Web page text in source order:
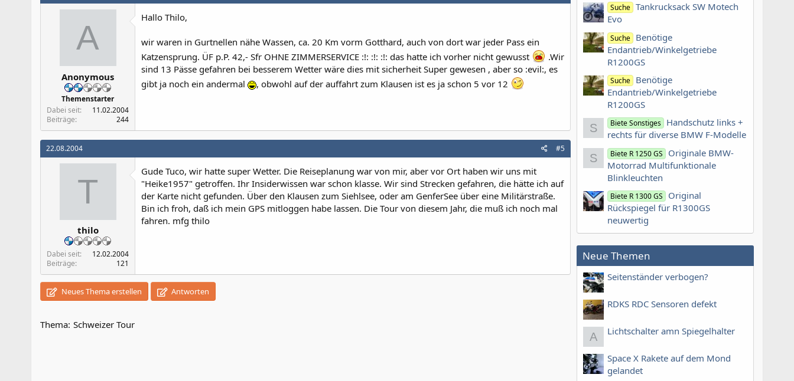
A
Anonymous
Themenstarter
Dabei seit
11.02.2004
Beiträge
244
Hallo Thilo,
wir waren in Gurtnellen nähe Wassen, ca. 20 Km vorm Gotthard, auch von dort war jeder Pass ein
Katzensprung. ÜF p.P. 42,- Sfr OHNE ZIMMERSERVICE :!: :!: :!: das hatte ich vorher nicht gewusst
.Wir
sind 13 Pässe gefahren bei besserem Wetter wäre dies mit sicherheit Super gewesen , aber so :evil:, es
gibt ja noch ein andermal
, obwohl auf der auffahrt zum Klausen ist es ja schon 5 vor 12
22.08.2004 #5
T
thilo
Dabei seit
12.02.2004
Beiträge
121
Gude Tuco, wir hatte super Wetter. Die Reiseplanung war von mir, aber vor Ort haben wir uns mit
"Heike1957" getroffen. Ihr Insiderwissen war schon klasse. Wir sind Strecken gefahren, die hätte ich auf
der Karte nicht gefunden. Über den Klausen zum Siehlsee, oder am GenferSee über eine Militärstraße.
Bin ich froh, daß ich mein GPS mitloggen habe lassen. Die Tour von diesem Jahr, die muß ich noch mal
fahren. mfg thilo
Neues Thema erstellen Antworten
Thema: Schweizer Tour
Suche Tankrucksack SW Motech
Evo
Suche Benötige
Endantrieb/Winkelgetriebe
R1200GS
Suche Benötige
Endantrieb/Winkelgetriebe
R1200GS
S Biete Sonstiges Handschutz links +
rechts für diverse BMW F-Modelle
S Biete R 1250 GS
Originale BMW-
Motorrad Multifunktionale
Blinkleuchten
Biete R 1300 GS
Original
Rückspiegel für R1300GS
neuwertig
Neue Themen
Seitenständer verbogen?
RDKS RDC Sensoren defekt
A Lichtschalter amn Spiegelhalter
Space X Rakete auf dem Mond
gelandet